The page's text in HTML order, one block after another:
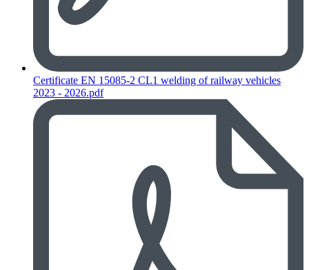
Certificate EN 15085-2 CL1 welding of railway vehicles
2023 - 2026.pdf